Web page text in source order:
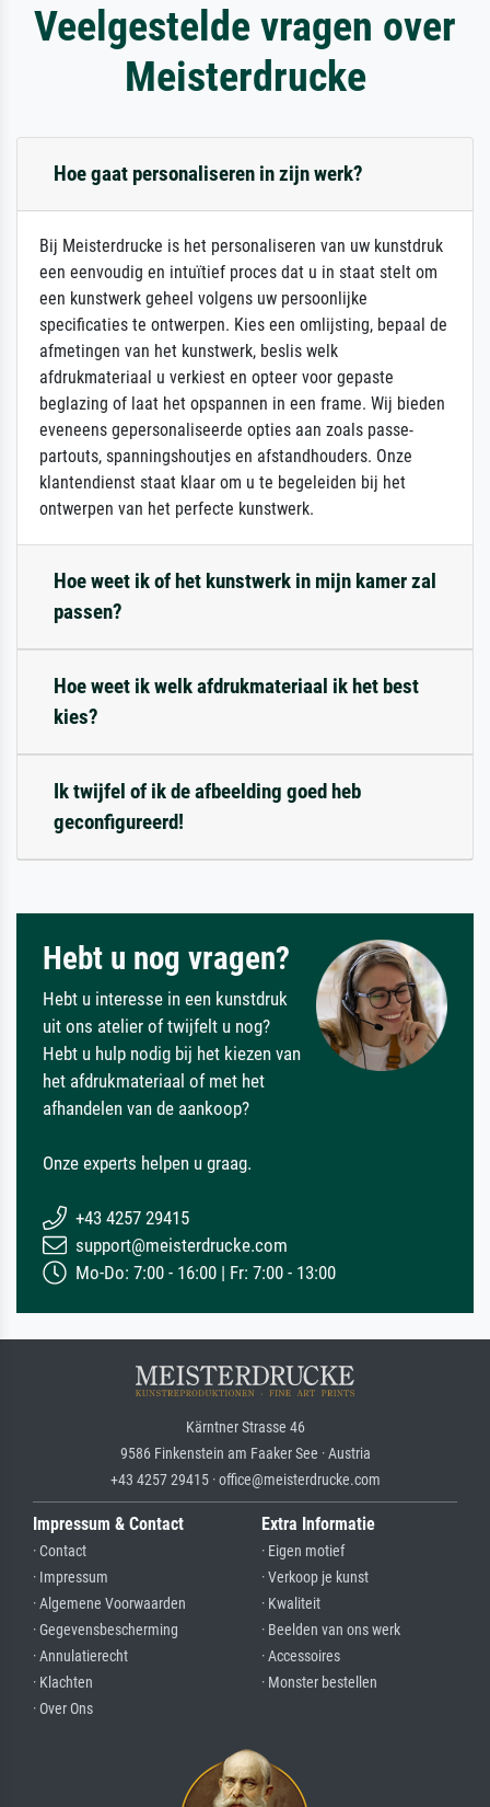
Veelgestelde vragen over
Meisterdrucke
Hoe gaat personaliseren in zijn werk?
Bij Meisterdrucke is het personaliseren van uw kunstdruk
een eenvoudig en intuïtief proces dat u in staat stelt om
een kunstwerk geheel volgens uw persoonlijke
specificaties te ontwerpen. Kies een omlijsting, bepaal de
afmetingen van het kunstwerk, beslis welk
afdrukmateriaal u verkiest en opteer voor gepaste
beglazing of laat het opspannen in een frame. Wij bieden
eveneens gepersonaliseerde opties aan zoals passe-
partouts, spanningshoutjes en afstandhouders. Onze
klantendienst staat klaar om u te begeleiden bij het
ontwerpen van het perfecte kunstwerk.
Hoe weet ik of het kunstwerk in mijn kamer zal
passen?
Hoe weet ik welk afdrukmateriaal ik het best
kies?
Ik twijfel of ik de afbeelding goed heb
geconfigureerd!
Hebt u nog vragen?
Hebt u interesse in een kunstdruk
uit ons atelier of twijfelt u nog?
Hebt u hulp nodig bij het kiezen van
het afdrukmateriaal of met het
afhandelen van de aankoop?
Onze experts helpen u graag.
+43 4257 29415
support@meisterdrucke.com
Mo-Do: 7:00 - 16:00 | Fr: 7:00 - 13:00
Kärntner Strasse 46
9586 Finkenstein am Faaker See · Austria
+43 4257 29415 · office@meisterdrucke.com
Impressum & Contact
· Contact
· Impressum
· Algemene Voorwaarden
· Gegevensbescherming
· Annulatierecht
· Klachten
· Over Ons
Extra Informatie
· Eigen motief
· Verkoop je kunst
· Kwaliteit
· Beelden van ons werk
· Accessoires
· Monster bestellen